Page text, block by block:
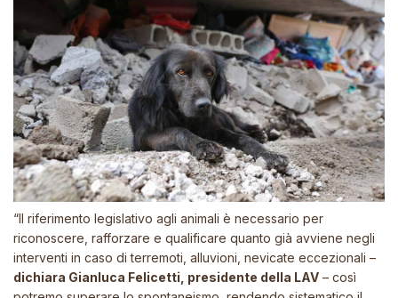
“Il riferimento legislativo agli animali è necessario per
riconoscere, rafforzare e qualificare quanto già avviene negli
interventi in caso di terremoti, alluvioni, nevicate eccezionali –
dichiara Gianluca Felicetti, presidente della LAV – così